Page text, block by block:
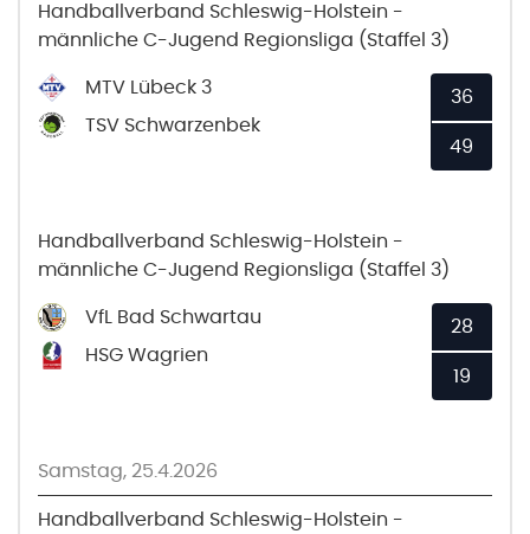
Handballverband Schleswig-Holstein -
männliche C-Jugend Regionsliga (Staffel 3)
MTV Lübeck 3
TSV Schwarzenbek
36
49
Handballverband Schleswig-Holstein -
männliche C-Jugend Regionsliga (Staffel 3)
VfL Bad Schwartau
HSG Wagrien
28
19
Samstag, 25.4.2026
Handballverband Schleswig-Holstein -